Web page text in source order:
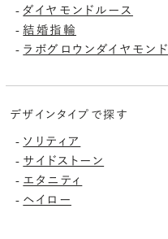
-ダイヤモンドルース
-結婚指輪
- ラボグロウンダイヤモンド
デザインタイプで探す
- ソリティア
- サイドストーン
- エタニティ
- ヘイロー